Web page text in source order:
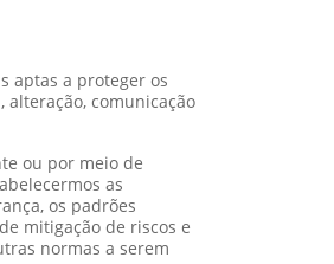
aptas a proteger os
alteração, comunicação
ou por meio de
as
os padrões
mitigação de riscos e
normas a serem